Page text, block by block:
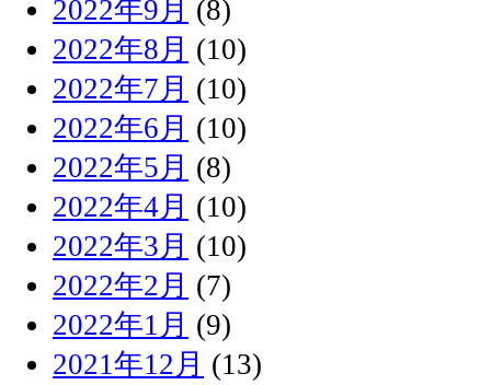
2022年9月 (8)
2022年8月 (10)
2022年7月 (10)
2022年6月 (10)
2022年5月 (8)
2022年4月 (10)
2022年3月 (10)
2022年2月 (7)
2022年1月 (9)
2021年12月 (13)